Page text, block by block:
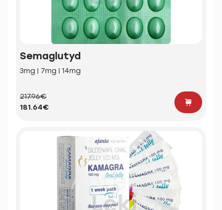
Semaglutyd
3mg | 7mg | 14mg
217.96€
181.64€